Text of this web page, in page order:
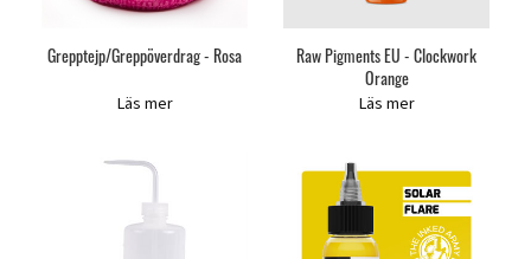
Grepptejp/Greppöverdrag - Rosa
Läs mer
Raw Pigments EU - Clockwork
Orange
Läs mer